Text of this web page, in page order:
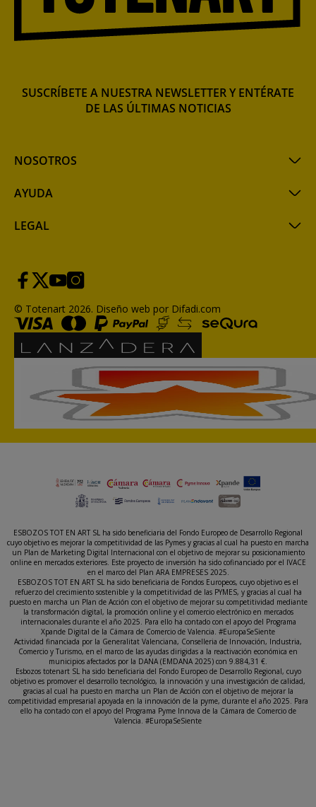
NOSOTROS
AYUDA
LEGAL
SUSCRÍBETE A NUESTRA NEWSLETTER Y ENTÉRATE
DE LAS ÚLTIMAS NOTICIAS
© Totenart 2026. Diseño web por Difadi.com
ESBOZOS TOT EN ART SL ha sido beneficiaria del Fondo Europeo de Desarrollo Regional
cuyo objetivo es mejorar la competitividad de las Pymes y gracias al cual ha puesto en marcha
un Plan de Marketing Digital Internacional con el objetivo de mejorar su posicionamiento
online en mercados exteriores. Este proyecto de inversión ha sido cofinanciado por el IVACE
en el marco del Plan ARA EMPRESES 2025.
ESBOZOS TOT EN ART SL ha sido beneficiaria de Fondos Europeos, cuyo objetivo es el
refuerzo del crecimiento sostenible y la competitividad de las PYMES, y gracias al cual ha
puesto en marcha un Plan de Acción con el objetivo de mejorar su competitividad mediante
la transformación digital, la promoción online y el comercio electrónico en mercados
internacionales durante el año 2025. Para ello ha contado con el apoyo del Programa
Xpande Digital de la Cámara de Comercio de Valencia. #EuropaSeSiente
Actividad financiada por la Generalitat Valenciana, Conselleria de Innovación, Industria,
Comercio y Turismo, en el marco de las ayudas dirigidas a la reactivación económica en
municipios afectados por la DANA (EMDANA 2025) con 9.884,31 €.
Esbozos totenart SL ha sido beneficiaria del Fondo Europeo de Desarrollo Regional, cuyo
objetivo es promover el desarrollo tecnológico, la innovación y una investigación de calidad,
gracias al cual ha puesto en marcha un Plan de Acción con el objetivo de mejorar la
competitividad empresarial apoyada en la innovación de la pyme, durante el año 2025. Para
ello ha contado con el apoyo del Programa Pyme Innova de la Cámara de Comercio de
Valencia. #EuropaSeSiente